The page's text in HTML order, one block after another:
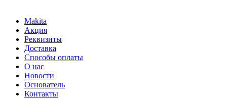
Makita
Акция
Реквизиты
Доставка
Способы оплаты
О нас
Новости
Основатель
Контакты